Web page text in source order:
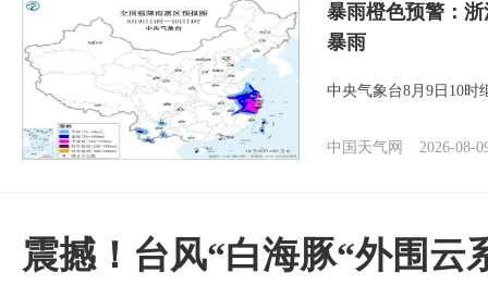
暴雨橙色预警：
暴雨
中央气象台8月9日10时
中国天气网 2026-08-
震撼！台风“白海豚“外围云